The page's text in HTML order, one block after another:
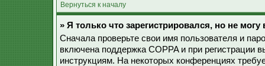
Вернуться к началу
» Я только что зарегистрировался, но не могу
Сначала проверьте свои имя пользователя и
включена поддержка COPPA и при регистрации
инструкциям. На некоторых конференциях